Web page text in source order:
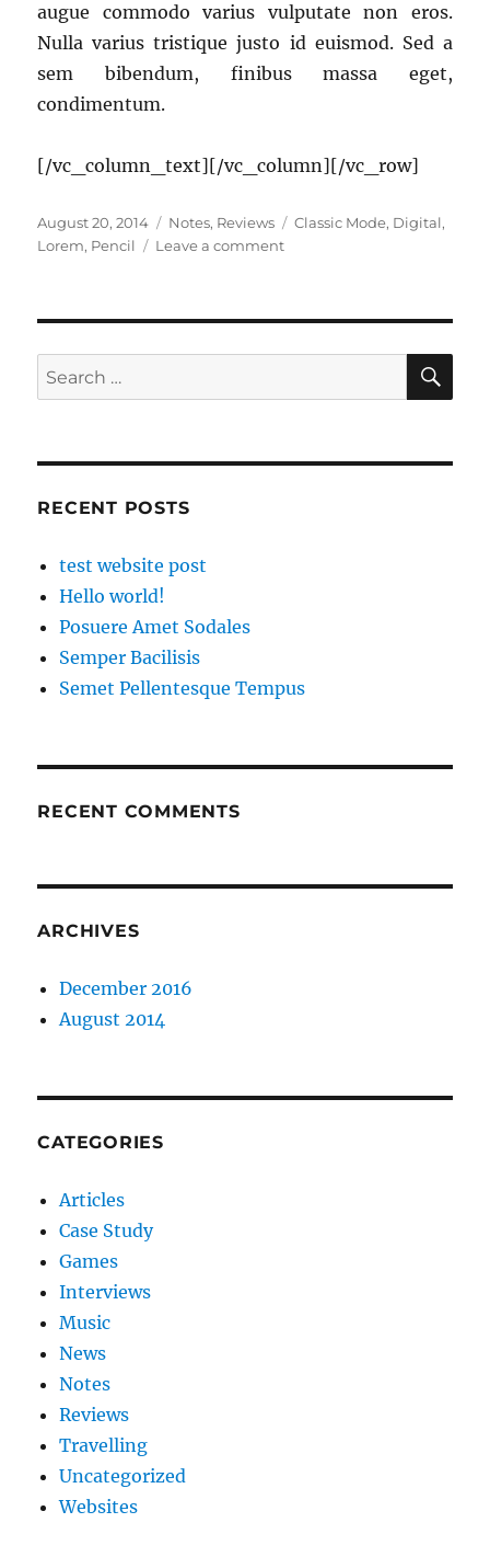
augue commodo varius vulputate non eros.
Nulla varius tristique justo id euismod. Sed a
sem bibendum, finibus massa eget,
condimentum.
[/vc_column_text][/vc_column][/vc_row]
Posted
on
August 20, 2014 Categories
Notes, Reviews Tags
Classic Mode, Digital,
Lorem, Pencil Leave a commenton
Search
for:
RECENT POSTS
test website post
Hello world!
Posuere Amet Sodales
Semper Bacilisis
Semet Pellentesque Tempus
RECENT COMMENTS
ARCHIVES
December 2016
August 2014
CATEGORIES
Articles
Case Study
Games
Interviews
Music
News
Notes
Reviews
Travelling
Uncategorized
Websites